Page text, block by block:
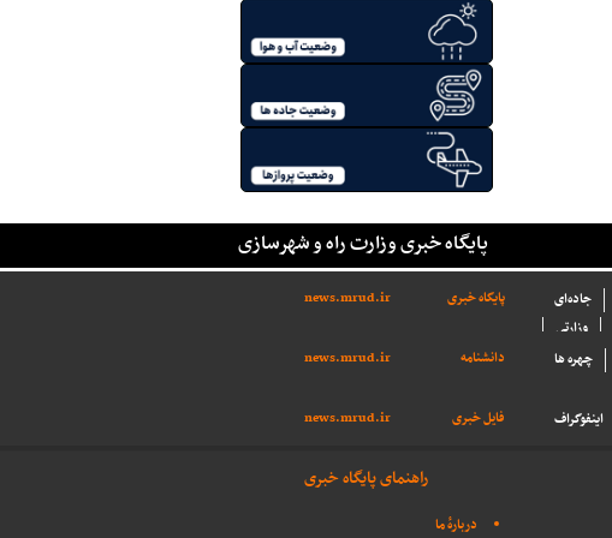
پایگاه خبری وزارت راه و شهرسازی
پایگاه خبری news.mrud.ir جاده‌ای
وزارتی
دانشنامه
news.mrud.ir چهره ها
فایل خبری news.mrud.ir اینفوگراف
راهنمای پایگاه خبری
دربارهٔ ما